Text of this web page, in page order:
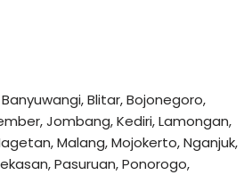
Blitar, Bojonegoro,
Jombang, Kediri, Lamongan,
Malang, Mojokerto, Nganjuk,
Pasuruan, Ponorogo,